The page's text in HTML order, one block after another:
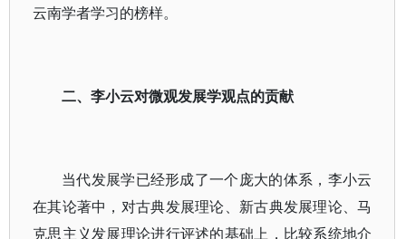
云南学者学习的榜样。
二、李小云对微观发展学观点的贡献
当代发展学已经形成了一个庞大的体系，李小云
在其论著中，对古典发展理论、新古典发展理论、马
克思主义发展理论进行评述的基础上，比较系统地介